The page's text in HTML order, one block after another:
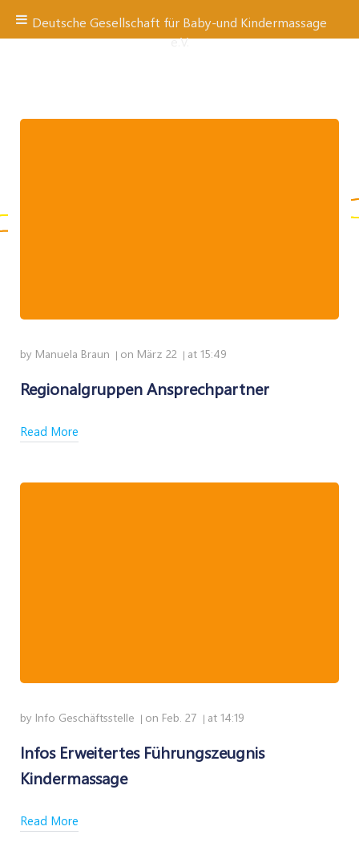
Deutsche Gesellschaft für Baby-und Kindermassage
e.V.
by Manuela Braun | on März 22 | at 15:49
Regionalgruppen Ansprechpartner
Read More
by Info Geschäftsstelle | on Feb. 27 | at 14:19
Infos Erweitertes Führungszeugnis
Kindermassage
Read More